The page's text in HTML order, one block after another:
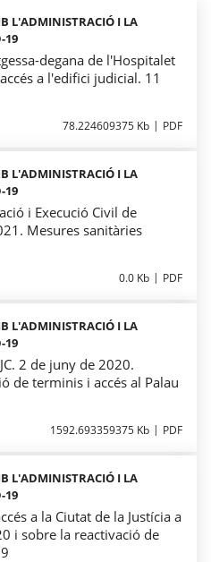
L'ADMINISTRACIÓ I LA
19
degana de l'Hospitalet
a l'edifici judicial. 11
78.224609375 Kb PDF
L'ADMINISTRACIÓ I LA
19
i Execució Civil de
Mesures sanitàries
0.0 Kb PDF
L'ADMINISTRACIÓ I LA
19
2 de juny de 2020.
de terminis i accés al Palau
1592.693359375 Kb PDF
L'ADMINISTRACIÓ I LA
19
a la Ciutat de la Justícia a
i sobre la reactivació de